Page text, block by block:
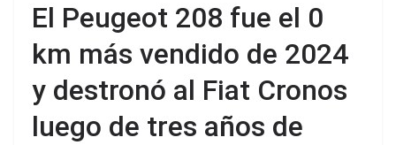
El Peugeot 208 fue el 0
km más vendido de 2024
y destronó al Fiat Cronos
luego de tres años de